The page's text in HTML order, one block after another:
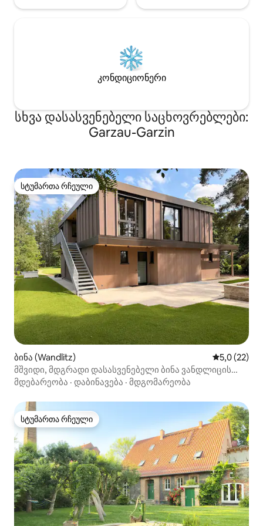
კონდიციონერი
სხვა დასასვენებელი საცხოვრებლები:
Garzau-Garzin
სტუმართა რჩეული
სტუმართა რჩეული
ბინა (Wandlitz) საშუალო
5,0 (22)
მშვიდი, მდგრადი დასასვენებელი ბინა ვანდლიცის
ტბის მახლობლად
მდებარეობა · დაბინავება · მდგომარეობა
სტუმართა რჩეული
სტუმართა რჩეული